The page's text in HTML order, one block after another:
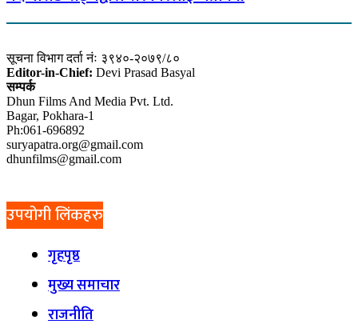
सूचना विभाग दर्ता नंः ३९४०-२०७९/८०
Editor-in-Chief: Devi Prasad Basyal
सम्पर्क
Dhun Films And Media Pvt. Ltd.
Bagar, Pokhara-1
Ph:061-696892
suryapatra.org@gmail.com
dhunfilms@gmail.com
उपयोगी लिंकहरु
गृहपृष्ठ
मुख्य समाचार
राजनीति